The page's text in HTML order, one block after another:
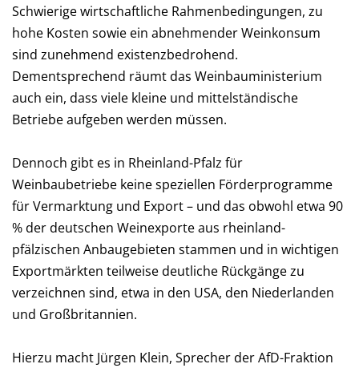
Schwierige wirtschaftliche Rahmenbedingungen, zu
hohe Kosten sowie ein abnehmender Weinkonsum
sind zunehmend existenzbedrohend.
Dementsprechend räumt das Weinbauministerium
auch ein, dass viele kleine und mittelständische
Betriebe aufgeben werden müssen.
Dennoch gibt es in Rheinland-Pfalz für
Weinbaubetriebe keine speziellen Förderprogramme
für Vermarktung und Export – und das obwohl etwa 90
% der deutschen Weinexporte aus rheinland-
pfälzischen Anbaugebieten stammen und in wichtigen
Exportmärkten teilweise deutliche Rückgänge zu
verzeichnen sind, etwa in den USA, den Niederlanden
und Großbritannien.
Hierzu macht Jürgen Klein, Sprecher der AfD-Fraktion